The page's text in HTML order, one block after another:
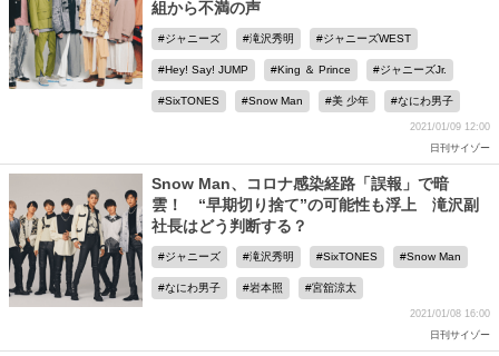
組から不満の声
ジャニーズ 滝沢秀明 ジャニーズWEST
Hey! Say! JUMP King ＆ Prince ジャニーズJr.
SixTONES Snow Man 美 少年 なにわ男子
2021/01/09 12:00
日刊サイゾー
Snow Man、コロナ感染経路「誤報」で暗
雲！ “早期切り捨て”の可能性も浮上 滝沢副
社長はどう判断する？
ジャニーズ 滝沢秀明 SixTONES Snow Man
なにわ男子 岩本照 宮舘涼太
2021/01/08 16:00
日刊サイゾー